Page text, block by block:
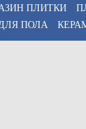
ПЛИТКИ
ПОЛА